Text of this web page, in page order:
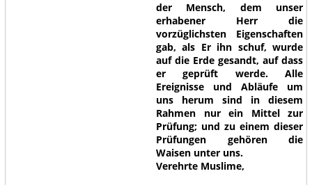
der Mensch, dem unser
erhabener Herr die
vorzüglichsten Eigenschaften
gab, als Er ihn schuf, wurde
auf die Erde gesandt, auf dass
er geprüft werde. Alle
Ereignisse und Abläufe um
uns herum sind in diesem
Rahmen nur ein Mittel zur
Prüfung; und zu einem dieser
Prüfungen gehören die
Waisen unter uns.
Verehrte Muslime,